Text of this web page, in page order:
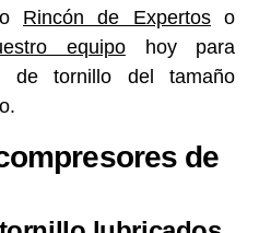
Rincón de Expertoso
equipohoy para
de tornillo del tamaño
de